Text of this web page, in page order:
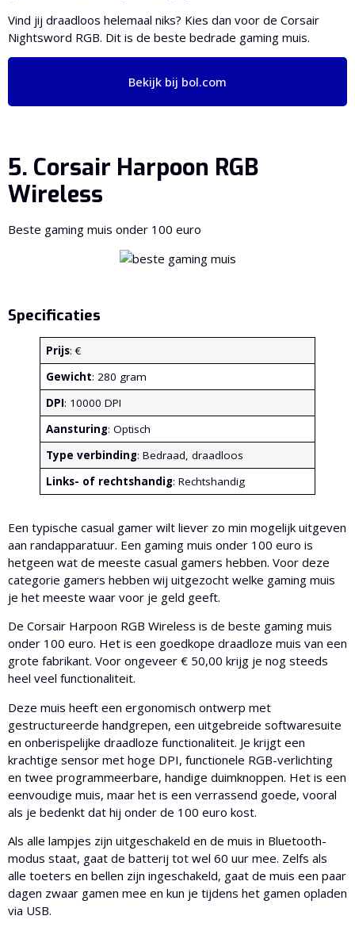
Vind jij draadloos helemaal niks? Kies dan voor de Corsair
Nightsword RGB. Dit is de beste bedrade gaming muis.
Bekijk bij bol.com
5. Corsair Harpoon RGB
Wireless
Beste gaming muis onder 100 euro
Specificaties
Prijs: €
Gewicht: 280 gram
DPI: 10000 DPI
Aansturing: Optisch
Type verbinding: Bedraad, draadloos
Links- of rechtshandig: Rechtshandig
Een typische casual gamer wilt liever zo min mogelijk uitgeven
aan randapparatuur. Een gaming muis onder 100 euro is
hetgeen wat de meeste casual gamers hebben. Voor deze
categorie gamers hebben wij uitgezocht welke gaming muis
je het meeste waar voor je geld geeft.
De Corsair Harpoon RGB Wireless is de beste gaming muis
onder 100 euro. Het is een goedkope draadloze muis van een
grote fabrikant. Voor ongeveer € 50,00 krijg je nog steeds
heel veel functionaliteit.
Deze muis heeft een ergonomisch ontwerp met
gestructureerde handgrepen, een uitgebreide softwaresuite
en onberispelijke draadloze functionaliteit. Je krijgt een
krachtige sensor met hoge DPI, functionele RGB-verlichting
en twee programmeerbare, handige duimknoppen. Het is een
eenvoudige muis, maar het is een verrassend goede, vooral
als je bedenkt dat hij onder de 100 euro kost.
Als alle lampjes zijn uitgeschakeld en de muis in Bluetooth-
modus staat, gaat de batterij tot wel 60 uur mee. Zelfs als
alle toeters en bellen zijn ingeschakeld, gaat de muis een paar
dagen zwaar gamen mee en kun je tijdens het gamen opladen
via USB.